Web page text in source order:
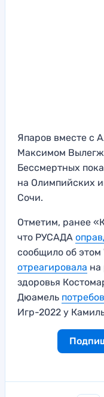
Япаров вместе с
Максимом
Бессмертных
на Олимпийских
Сочи.
Отметим, ранее
что РУСАДА
сообщило об этом
отреагировала на
здоровья
Дюамель
Игр-2022 у